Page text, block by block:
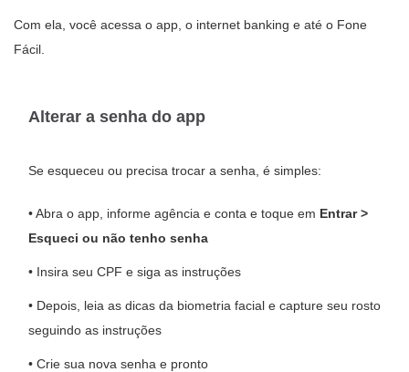
Com ela, você acessa o app, o internet banking e até o Fone
Fácil.
Alterar a senha do app
Se esqueceu ou precisa trocar a senha, é simples:
• Abra o app, informe agência e conta e toque em Entrar >
Esqueci ou não tenho senha
• Insira seu CPF e siga as instruções
• Depois, leia as dicas da biometria facial e capture seu rosto
seguindo as instruções
• Crie sua nova senha e pronto